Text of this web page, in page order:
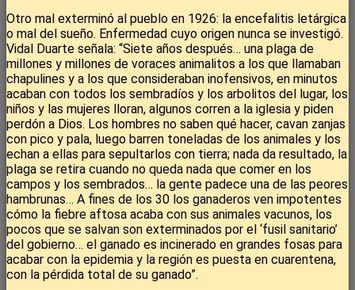
Otro mal exterminó al pueblo en 1926: la encefalitis letárgica
o mal del sueño. Enfermedad cuyo origen nunca se investigó.
Vidal Duarte señala: “Siete años después… una plaga de
millones y millones de voraces animalitos a los que llamaban
chapulines y a los que consideraban inofensivos, en minutos
acaban con todos los sembradíos y los arbolitos del lugar, los
niños y las mujeres lloran, algunos corren a la iglesia y piden
perdón a Dios. Los hombres no saben qué hacer, cavan zanjas
con pico y pala, luego barren toneladas de los animales y los
echan a ellas para sepultarlos con tierra; nada da resultado, la
plaga se retira cuando no queda nada que comer en los
campos y los sembrados… la gente padece una de las peores
hambrunas… A fines de los 30 los ganaderos ven impotentes
cómo la fiebre aftosa acaba con sus animales vacunos, los
pocos que se salvan son exterminados por el ‘fusil sanitario’
del gobierno… el ganado es incinerado en grandes fosas para
acabar con la epidemia y la región es puesta en cuarentena,
con la pérdida total de su ganado”.